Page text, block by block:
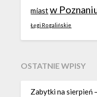
miastw
Łęgi Rogalińskie
OSTATNIE WPISY
Zabytki na sierpień